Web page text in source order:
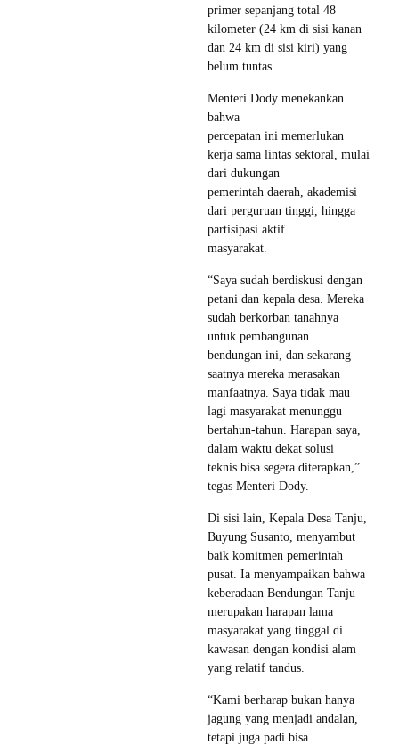
primer sepanjang total 48
kilometer (24 km di sisi kanan
dan 24 km di sisi kiri) yang
belum tuntas.
Menteri Dody menekankan
bahwa
percepatan ini memerlukan
kerja sama lintas sektoral, mulai
dari dukungan
pemerintah daerah, akademisi
dari perguruan tinggi, hingga
partisipasi aktif
masyarakat.
“Saya sudah berdiskusi dengan
petani dan kepala desa. Mereka
sudah berkorban tanahnya
untuk pembangunan
bendungan ini, dan sekarang
saatnya mereka merasakan
manfaatnya. Saya tidak mau
lagi masyarakat menunggu
bertahun-tahun. Harapan saya,
dalam waktu dekat solusi
teknis bisa segera diterapkan,”
tegas Menteri Dody.
Di sisi lain, Kepala Desa Tanju,
Buyung Susanto, menyambut
baik komitmen pemerintah
pusat. Ia menyampaikan bahwa
keberadaan Bendungan Tanju
merupakan harapan lama
masyarakat yang tinggal di
kawasan dengan kondisi alam
yang relatif tandus.
“Kami berharap bukan hanya
jagung yang menjadi andalan,
tetapi juga padi bisa